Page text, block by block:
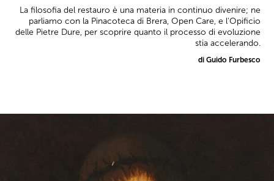
La filosofia del restauro è una materia in continuo divenire; ne
parliamo con la Pinacoteca di Brera, Open Care, e l'Opificio
delle Pietre Dure, per scoprire quanto il processo di evoluzione
stia accelerando.
di Guido Furbesco